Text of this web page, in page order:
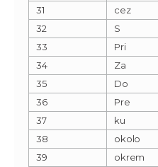
31
cez
32
S
33
Pri
34
Za
35
Do
36
Pre
37
ku
38
okolo
39
okrem